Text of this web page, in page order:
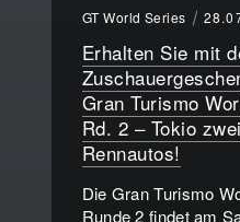
GT World Series
Erhalten Sie mit
Gran Turismo
Rd. 2 – Tokio
Rennautos!
Die Gran Turismo
Runde 2 findet am